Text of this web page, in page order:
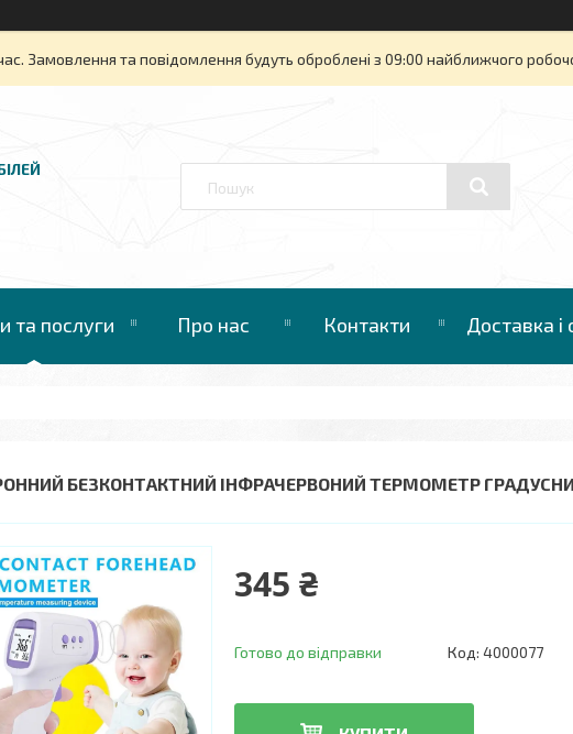
Замовлення та повідомлення будуть оброблені з 09:00 найближчого
та послуги Про нас Контакти Доставка і
БЕЗКОНТАКТНИЙ ІНФРАЧЕРВОНИЙ ТЕРМОМЕТР
345 ₴
Готово до відправки Код: 4000077